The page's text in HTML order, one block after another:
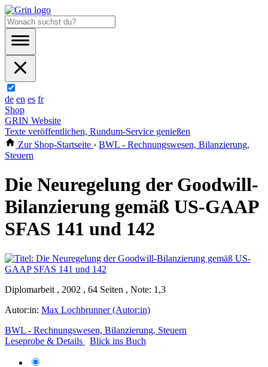
de en es fr
Shop
GRIN Website
Texte veröffentlichen, Rundum-Service genießen
Zur Shop-Startseite › BWL - Rechnungswesen, Bilanzierung,
Steuern
Die Neuregelung der Goodwill-
Bilanzierung gemäß US-GAAP
SFAS 141 und 142
Diplomarbeit , 2002 , 64 Seiten , Note: 1,3
Autor:in: Max Lochbrunner (Autor:in)
BWL - Rechnungswesen, Bilanzierung, Steuern
Leseprobe & Details
Blick ins Buch